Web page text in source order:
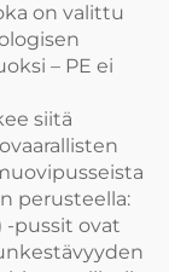
on valittu
– PE ei
siitä
perusteella:
-pussit ovat